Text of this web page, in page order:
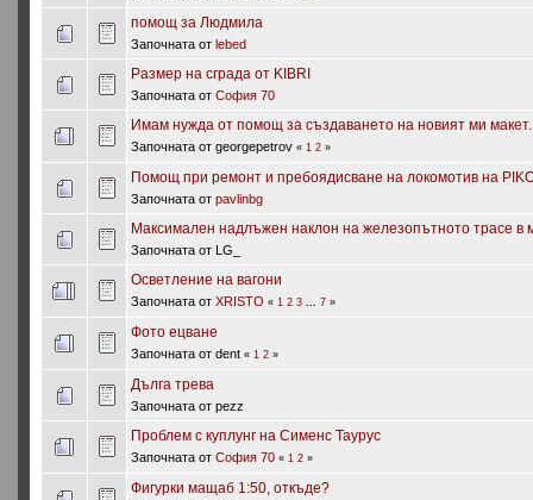
помощ за Людмила
Започната от lebed
Размер на сграда от KIBRI
Започната от София 70
Имам нужда от помощ за създаването на новият ми макет.
Започната от georgepetrov « 1 2»
Помощ при ремонт и пребоядисване на локомотив на
Започната от pavlinbg
Максимален надлъжен наклон на железопътното трасе в
Започната от LG_
Осветление на вагони
Започната от XRISTO « 1 2 3 7»
Фото ецване
Започната от dent « 1 2»
Дълга трева
Започната от pezz
Проблем с куплунг на Сименс Таурус
Започната от София 70 « 1 2»
Фигурки мащаб 1:50, откъде?